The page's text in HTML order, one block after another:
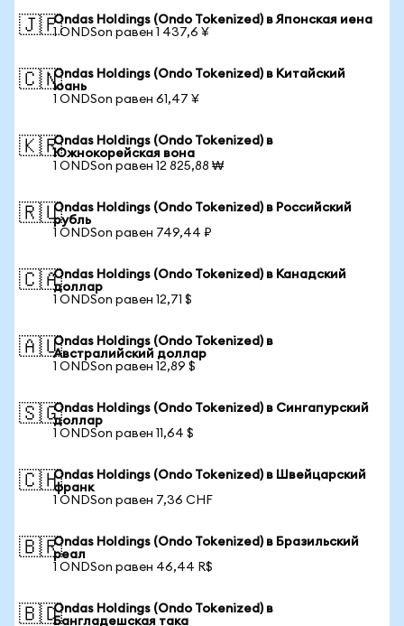
🇯🇵Ondas Holdings (Ondo Tokenized) в Японская иена
1 ONDSon равен 1 437,6 ¥
🇨🇳Ondas Holdings (Ondo Tokenized) в Китайский
юань
1 ONDSon равен 61,47 ¥
🇰🇷Ondas Holdings (Ondo Tokenized) в
Южнокорейская вона
1 ONDSon равен 12 825,88 ₩
🇷🇺Ondas Holdings (Ondo Tokenized) в Российский
рубль
1 ONDSon равен 749,44 ₽
🇨🇦Ondas Holdings (Ondo Tokenized) в Канадский
доллар
1 ONDSon равен 12,71 $
🇦🇺Ondas Holdings (Ondo Tokenized) в
Австралийский доллар
1 ONDSon равен 12,89 $
🇸🇬Ondas Holdings (Ondo Tokenized) в Сингапурский
доллар
1 ONDSon равен 11,64 $
🇨🇭Ondas Holdings (Ondo Tokenized) в Швейцарский
франк
1 ONDSon равен 7,36 CHF
🇧🇷Ondas Holdings (Ondo Tokenized) в Бразильский
реал
1 ONDSon равен 46,44 R$
🇧🇩Ondas Holdings (Ondo Tokenized) в
Бангладешская така